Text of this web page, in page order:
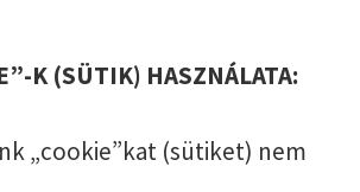
K (SÜTIK) HASZNÁLATA:
„cookie”kat (sütiket) nem